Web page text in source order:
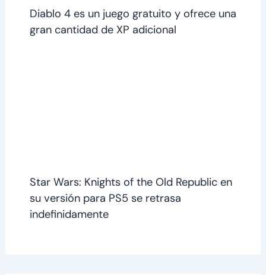
Diablo 4 es un juego gratuito y ofrece una
gran cantidad de XP adicional
Star Wars: Knights of the Old Republic en
su versión para PS5 se retrasa
indefinidamente